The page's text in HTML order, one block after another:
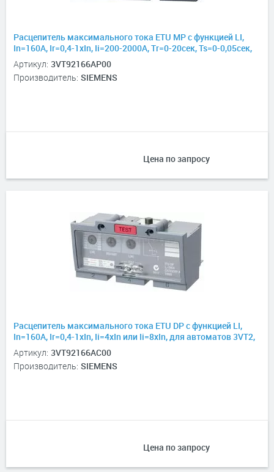
Расцепитель максимального тока ETU MP с функцией LI,
In=160А, Ir=0,4-1хIn, Ii=200-2000А, Tr=0-20сек, Ts=0-0,05сек,
для 3VT2
Артикул: 3VT92166AP00
Производитель: SIEMENS
Цена по запросу
Расцепитель максимального тока ETU DP с функцией LI,
In=160А, Ir=0,4-1хIn, Ii=4xIn или Ii=8xIn, для автоматов 3VT2,
3P, 3P+N
Артикул: 3VT92166AC00
Производитель: SIEMENS
Цена по запросу